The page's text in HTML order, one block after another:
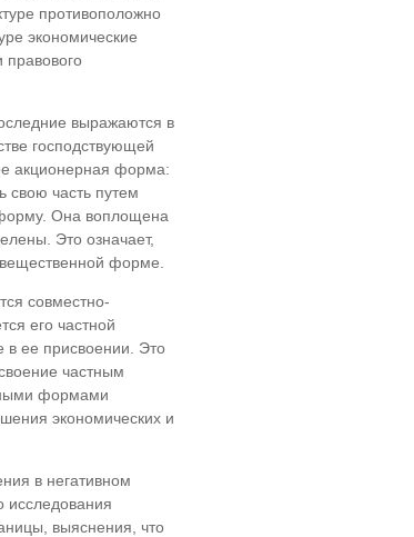
противоположно
экономические
выражаются в
господствующей
акционерная форма:
свою часть путем
Она воплощена
Это означает,
форме.
совместно-
его частной
в ее присвоении. Это
частным
формами
экономических и
в негативном
исследования
выяснения, что